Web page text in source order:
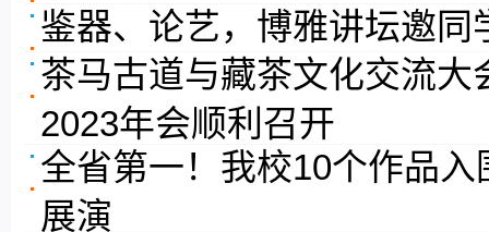
鉴器、论艺，博雅讲坛邀同
茶马古道与藏茶文化交流
2023年会顺利召开
全省第一！我校10个作品
展演